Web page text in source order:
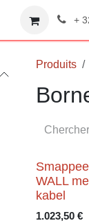
Boutique + 32
Produits
WALL
kabel
1.023,50€